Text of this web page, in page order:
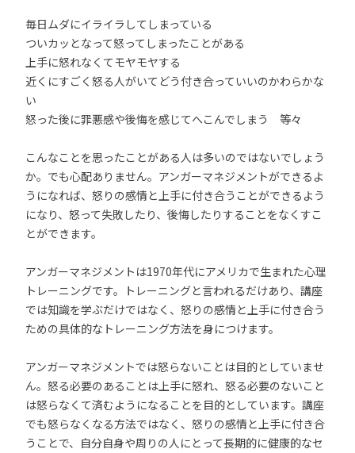
毎日ムダにイライラしてしまっている
ついカッとなって怒ってしまったことがある
上手に怒れなくてモヤモヤする
近くにすごく怒る人がいてどう付き合っていいのかわらかな
い
怒った後に罪悪感や後悔を感じてへこんでしまう 等々
こんなことを思ったことがある人は多いのではないでしょう
か。でも心配ありません。アンガーマネジメントができるよ
うになれば、怒りの感情と上手に付き合うことができるよう
になり、怒って失敗したり、後悔したりすることをなくすこ
とができます。
アンガーマネジメントは1970年代にアメリカで生まれた心理
トレーニングです。トレーニングと言われるだけあり、講座
では知識を学ぶだけではなく、怒りの感情と上手に付き合う
ための具体的なトレーニング方法を身につけます。
アンガーマネジメントでは怒らないことは目的としていませ
ん。怒る必要のあることは上手に怒れ、怒る必要のないこと
は怒らなくて済むようになることを目的としています。講座
でも怒らなくなる方法ではなく、怒りの感情と上手に付き合
うことで、自分自身や周りの人にとって長期的に健康的なセ